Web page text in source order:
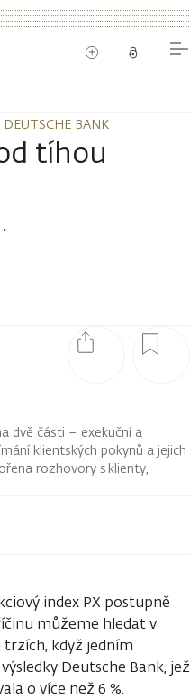
BANK
BANK
tíhou
dvě části – exekuční a
klientských pokynů a jejich
rozhovory s klienty,
index PX postupně
můžeme hledat v
trzích, když jedním
Deutsche Bank, jež
o více než 6 %.